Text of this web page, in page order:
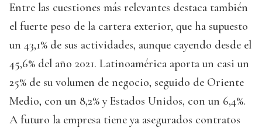
Entre las cuestiones más relevantes destaca también
el fuerte peso de la cartera exterior, que ha supuesto
un 43,1% de sus actividades, aunque cayendo desde el
45,6% del año 2021. Latinoamérica aporta un casi un
25% de su volumen de negocio, seguido de Oriente
Medio, con un 8,2% y Estados Unidos, con un 6,4%.
A futuro la empresa tiene ya asegurados contratos